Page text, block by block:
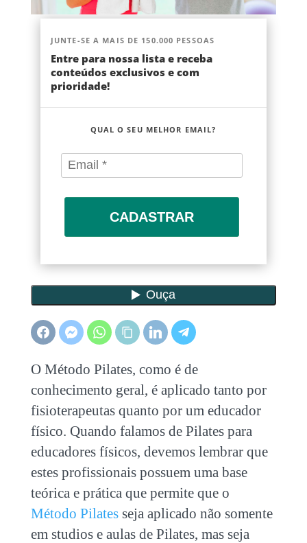
JUNTE-SE A MAIS DE 150.000 PESSOAS
Entre para nossa lista e receba
conteúdos exclusivos e com
prioridade!
QUAL O SEU MELHOR EMAIL?
CADASTRAR
O Método Pilates, como é de
conhecimento geral, é aplicado tanto por
fisioterapeutas quanto por um educador
físico. Quando falamos de Pilates para
educadores físicos, devemos lembrar que
estes profissionais possuem uma base
teórica e prática que permite que o
Método Pilatesseja aplicado não somente
em studios e aulas de Pilates, mas seja